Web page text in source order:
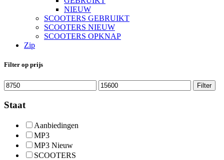
NIEUW
SCOOTERS GEBRUIKT
SCOOTERS NIEUW
SCOOTERS OPKNAP
Zip
Filter op prijs
Min.
prijs
Max.
prijs
Filter
Staat
Aanbiedingen
MP3
MP3 Nieuw
SCOOTERS